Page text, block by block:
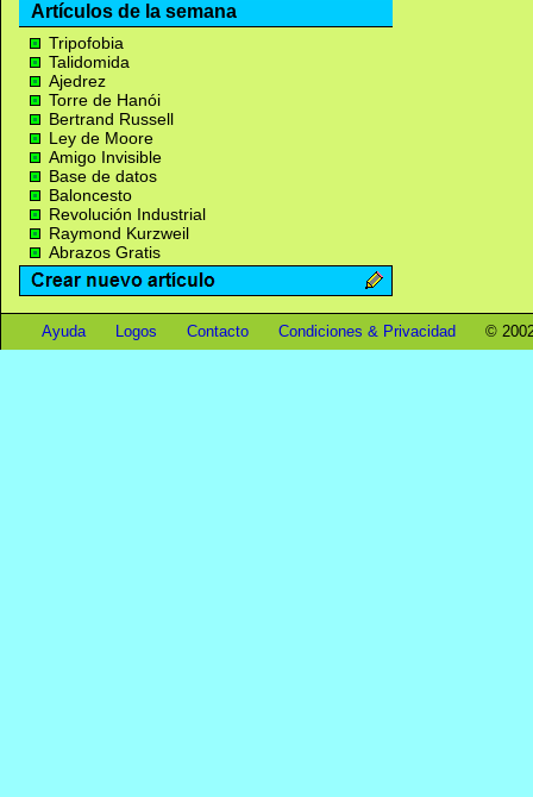
Artículos de la semana
Tripofobia
Talidomida
Ajedrez
Torre de Hanói
Bertrand Russell
Ley de Moore
Amigo Invisible
Base de datos
Baloncesto
Revolución Industrial
Raymond Kurzweil
Abrazos Gratis
Ayuda Logos Contacto Condiciones & Privacidad ©